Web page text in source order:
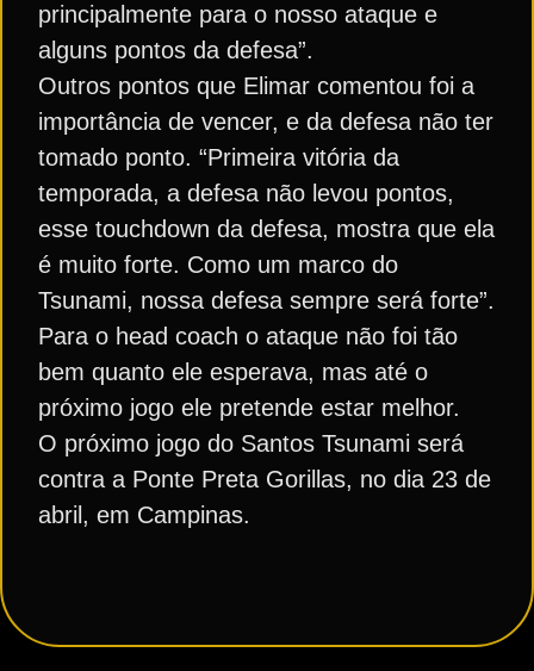
principalmente para o nosso ataque e
alguns pontos da defesa”.
Outros pontos que Elimar comentou foi a
importância de vencer, e da defesa não ter
tomado ponto. “Primeira vitória da
temporada, a defesa não levou pontos,
esse touchdown da defesa, mostra que ela
é muito forte. Como um marco do
Tsunami, nossa defesa sempre será forte”.
Para o head coach o ataque não foi tão
bem quanto ele esperava, mas até o
próximo jogo ele pretende estar melhor.
O próximo jogo do Santos Tsunami será
contra a Ponte Preta Gorillas, no dia 23 de
abril, em Campinas.